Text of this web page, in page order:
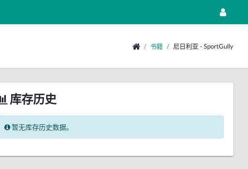
书籍 尼日利亚 - SportGully
库存历史
暂无库存历史数据。